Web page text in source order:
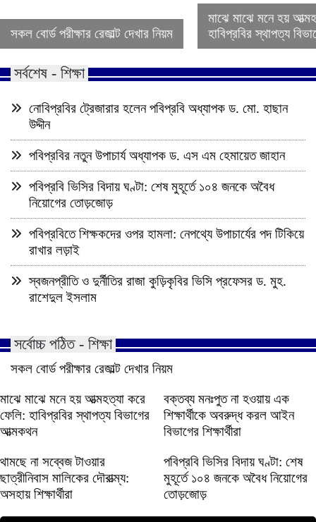
সকল বোর্ড পরীক্ষার রেজাল্ট দেখার নিয়ম
মাঝে মাঝে মনে হয়
হাবিপ্রবির স্থাপত্য
সর্বশেষ - শিক্ষা
নোবিপ্রবির ট্রেজারার হলেন পবিপ্রবি অধ্যাপক ড. মো. হাছান
উদ্দীন
পবিপ্রবির নতুন উপাচার্য অধ্যাপক ড. এস এম হেমায়েত জাহান
পবিপ্রবি ভিসির বিদায় ঘণ্টা: শেষ মুহূর্তে ১০৪ জনকে অবৈধ
নিয়োগের তোড়জোড়
পবিপ্রবিতে শিক্ষকদের ওপর হামলা: নেপথ্যে উপাচার্যের পদ টিকিয়ে
রাখার লড়াই
স্বজনপ্রীতি ও দুর্নীতির রাজা কুড়িকৃবির ভিসি প্রফেসর ড. মুহ.
রাশেদুল ইসলাম
সর্বোচ্চ পঠিত - শিক্ষা
সকল বোর্ড পরীক্ষার রেজাল্ট দেখার নিয়ম
মাঝে মাঝে মনে হয় আত্মহত্যা করে
ফেলি: হাবিপ্রবির স্থাপত্য বিভাগের
আত্মকথন
বক্তব্য মনঃপুত না হওয়ায় এক
শিক্ষার্থীকে অবরুদ্ধ করল আইন
বিভাগের শিক্ষার্থীরা
থামছে না সব্বেজ টাওয়ার
ছাত্রীনিবাস মালিকের দৌরাত্ম্য:
অসহায় শিক্ষার্থীরা
পবিপ্রবি ভিসির বিদায় ঘণ্টা: শেষ
মুহূর্তে ১০৪ জনকে অবৈধ নিয়োগের
তোড়জোড়